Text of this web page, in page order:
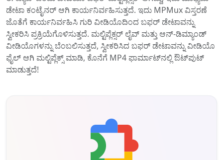
ಡೇಟಾ ಕಂಟೈನರ್ ಆಗಿ ಕಾರ್ಯನಿರ್ವಹಿಸುತ್ತದೆ. ಇದು MPMux ವಿಸ್ತರಣೆ
ಜೊತೆಗೆ ಕಾರ್ಯನಿರ್ವಹಿಸಿ ಗುರಿ ವೀಡಿಯೊದಿಂದ ಬಫರ್ ಡೇಟಾವನ್ನು
ಸ್ವೀಕರಿಸಿ ಪ್ರಕ್ರಿಯೆಗೊಳಿಸುತ್ತದೆ. ಮಲ್ಟಿಪ್ಲೆಕ್ಸರ್ ಲೈವ್ ಮತ್ತು ಆನ್-ಡಿಮ್ಯಾಂಡ್
ವೀಡಿಯೊಗಳನ್ನು ಬೆಂಬಲಿಸುತ್ತದೆ, ಸ್ವೀಕರಿಸಿದ ಬಫರ್ ಡೇಟಾವನ್ನು ವೀಡಿಯೊ
ಫೈಲ್‌ ಆಗಿ ಮಲ್ಟಿಪ್ಲೆಕ್ಸ್ ಮಾಡಿ, ಕೊನೆಗೆ MP4 ಫಾರ್ಮಾಟ್‌ನಲ್ಲಿ ಔಟ್‌ಪುಟ್
ಮಾಡುತ್ತದೆ!